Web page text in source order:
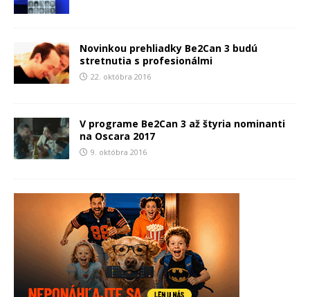
Novinkou prehliadky Be2Can 3 budú
stretnutia s profesionálmi
22. októbra 2016
V programe Be2Can 3 až štyria nominanti
na Oscara 2017
9. októbra 2016